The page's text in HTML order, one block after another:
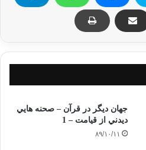
قُلُوبِكُمْ فَأَصْبَحْتُمْ
خدا میان دل هایتان پیوند داد پس
شما
نیرویی ایمانی و روحی است که شناخت و
دو طرفه و …،را در نهاد مسلمانان که
جهان دیگر در قرآن – صحنه هايي
ديدني از قيامت – 1
۸۹/۱۰/۱۱